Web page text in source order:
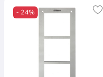
- 24%